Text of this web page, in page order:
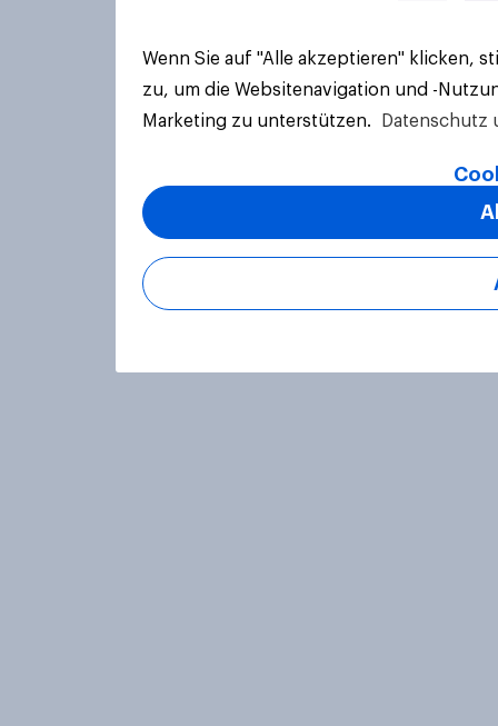
Wenn Sie auf "Alle akzeptieren" klicken,
zu, um die Websitenavigation und -
Marketing zu unterstützen.
Datenschutz